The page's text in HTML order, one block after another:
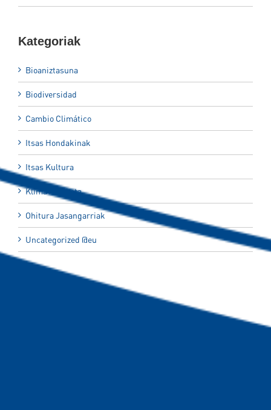
Kategoriak
Bioaniztasuna
Biodiversidad
Cambio Climático
Itsas Hondakinak
Itsas Kultura
Klima Aldaketa
Ohitura Jasangarriak
Uncategorized @eu